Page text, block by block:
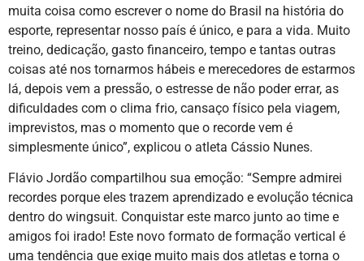
muita coisa como escrever o nome do Brasil na história do
esporte, representar nosso país é único, e para a vida. Muito
treino, dedicação, gasto financeiro, tempo e tantas outras
coisas até nos tornarmos hábeis e merecedores de estarmos
lá, depois vem a pressão, o estresse de não poder errar, as
dificuldades com o clima frio, cansaço físico pela viagem,
imprevistos, mas o momento que o recorde vem é
simplesmente único”, explicou o atleta Cássio Nunes.
Flávio Jordão compartilhou sua emoção: “Sempre admirei
recordes porque eles trazem aprendizado e evolução técnica
dentro do wingsuit. Conquistar este marco junto ao time e
amigos foi irado! Este novo formato de formação vertical é
uma tendência que exige muito mais dos atletas e torna o